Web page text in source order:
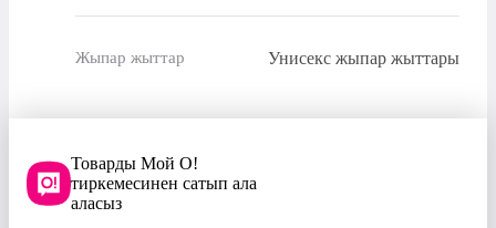
Жыпар жыттар Унисекс жыпар жыттары
Товарды Мой О!
тиркемесинен сатып ала
аласыз